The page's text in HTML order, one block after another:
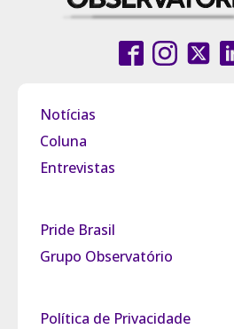
Notícias
Coluna
Entrevistas
Pride Brasil
Grupo Observatório
Política de Privacidade